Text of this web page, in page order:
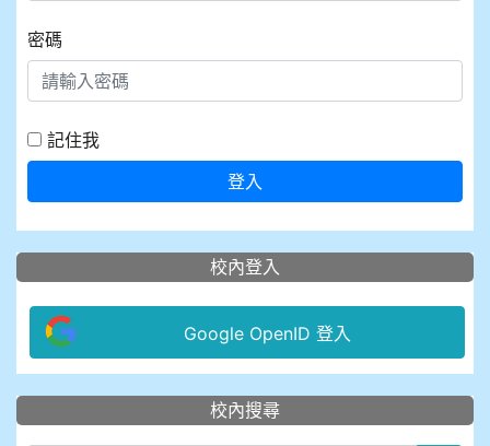
密碼
記住我
登入
校內登入
Google OpenID 登入
::: 校內搜尋